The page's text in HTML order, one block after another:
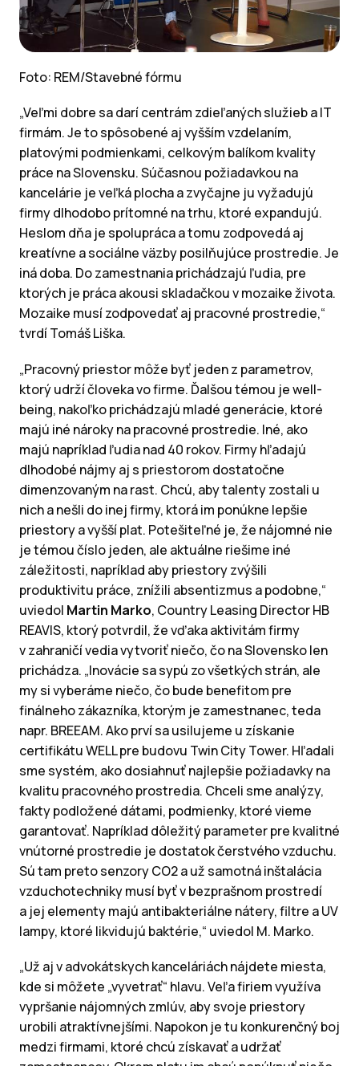
Foto: REM/Stavebné fórmu
„Veľmi dobre sa darí centrám zdieľaných služieb a IT
firmám. Je to spôsobené aj vyšším vzdelaním,
platovými podmienkami, celkovým balíkom kvality
práce na Slovensku. Súčasnou požiadavkou na
kancelárie je veľká plocha a zvyčajne ju vyžadujú
firmy dlhodobo prítomné na trhu, ktoré expandujú.
Heslom dňa je spolupráca a tomu zodpovedá aj
kreatívne a sociálne väzby posilňujúce prostredie. Je
iná doba. Do zamestnania prichádzajú ľudia, pre
ktorých je práca akousi skladačkou v mozaike života.
Mozaike musí zodpovedať aj pracovné prostredie,“
tvrdí Tomáš Liška.
„Pracovný priestor môže byť jeden z parametrov,
ktorý udrží človeka vo firme. Ďalšou témou je well-
being, nakoľko prichádzajú mladé generácie, ktoré
majú iné nároky na pracovné prostredie. Iné, ako
majú napríklad ľudia nad 40 rokov. Firmy hľadajú
dlhodobé nájmy aj s priestorom dostatočne
dimenzovaným na rast. Chcú, aby talenty zostali u
nich a nešli do inej firmy, ktorá im ponúkne lepšie
priestory a vyšší plat. Potešiteľné je, že nájomné nie
je témou číslo jeden, ale aktuálne riešime iné
záležitosti, napríklad aby priestory zvýšili
produktivitu práce, znížili absentizmus a podobne,“
uviedol Martin Marko, Country Leasing Director HB
REAVIS, ktorý potvrdil, že vďaka aktivitám firmy
v zahraničí vedia vytvoriť niečo, čo na Slovensko len
prichádza. „Inovácie sa sypú zo všetkých strán, ale
my si vyberáme niečo, čo bude benefitom pre
finálneho zákazníka, ktorým je zamestnanec, teda
napr. BREEAM. Ako prví sa usilujeme u získanie
certifikátu WELL pre budovu Twin City Tower. Hľadali
sme systém, ako dosiahnuť najlepšie požiadavky na
kvalitu pracovného prostredia. Chceli sme analýzy,
fakty podložené dátami, podmienky, ktoré vieme
garantovať. Napríklad dôležitý parameter pre kvalitné
vnútorné prostredie je dostatok čerstvého vzduchu.
Sú tam preto senzory CO2 a už samotná inštalácia
vzduchotechniky musí byť v bezprašnom prostredí
a jej elementy majú antibakteriálne nátery, filtre a UV
lampy, ktoré likvidujú baktérie,“ uviedol M. Marko.
„Už aj v advokátskych kanceláriách nájdete miesta,
kde si môžete „vyvetrať“ hlavu. Veľa firiem využíva
vypršanie nájomných zmlúv, aby svoje priestory
urobili atraktívnejšími. Napokon je tu konkurenčný boj
medzi firmami, ktoré chcú získavať a udržať